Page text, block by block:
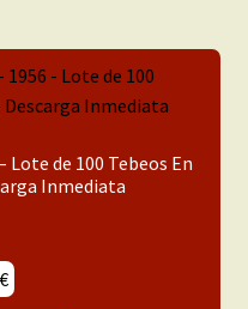
Lote de 100 Tebeos En
Inmediata
€